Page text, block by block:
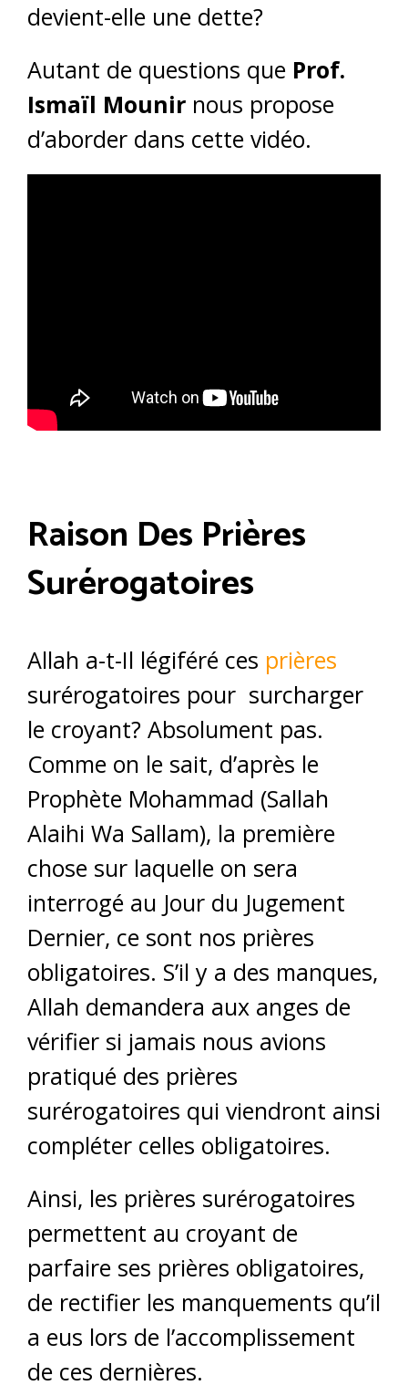
devient-elle une dette?
Autant de questions que Prof.
Ismaïl Mounir nous propose
d’aborder dans cette vidéo.
Raison Des Prières
Surérogatoires
Allah a-t-Il légiféré ces prières
surérogatoires pour surcharger
le croyant? Absolument pas.
Comme on le sait, d’après le
Prophète Mohammad (Sallah
Alaihi Wa Sallam), la première
chose sur laquelle on sera
interrogé au Jour du Jugement
Dernier, ce sont nos prières
obligatoires. S’il y a des manques,
Allah demandera aux anges de
vérifier si jamais nous avions
pratiqué des prières
surérogatoires qui viendront ainsi
compléter celles obligatoires.
Ainsi, les prières surérogatoires
permettent au croyant de
parfaire ses prières obligatoires,
de rectifier les manquements qu’il
a eus lors de l’accomplissement
de ces dernières.